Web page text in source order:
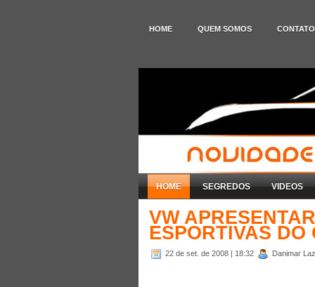
HOME QUEM SOMOS CONTATO
HOME SEGREDOS VIDEOS
VW
ESPORTIVAS DO
22 de set. de 2008 | 18:32 Danimar